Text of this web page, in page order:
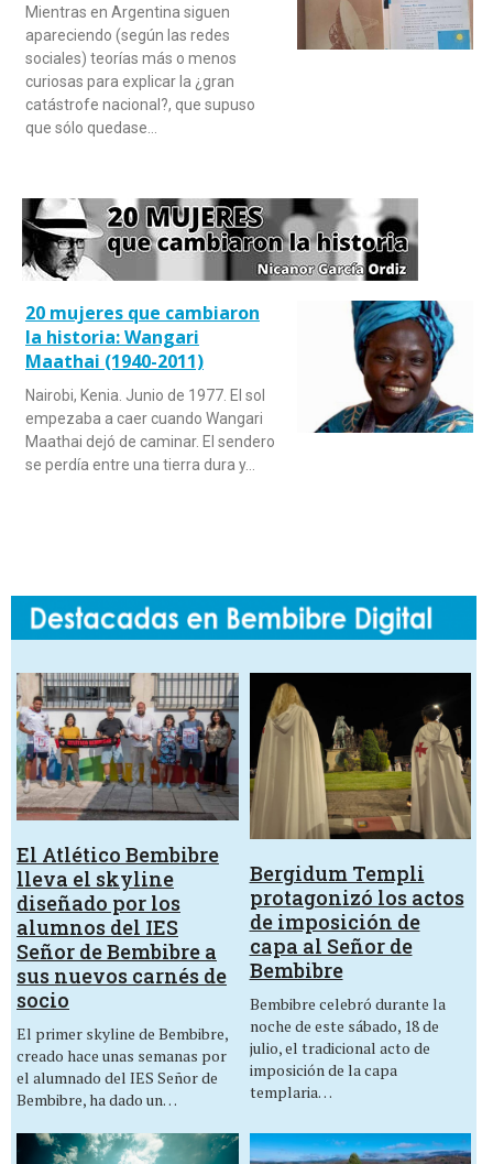
Mientras en Argentina siguen
apareciendo (según las redes
sociales) teorías más o menos
curiosas para explicar la ¿gran
catástrofe nacional?, que supuso
que sólo quedase…
20 mujeres que cambiaron
la historia: Wangari
Maathai (1940-2011)
Nairobi, Kenia. Junio de 1977. El sol
empezaba a caer cuando Wangari
Maathai dejó de caminar. El sendero
se perdía entre una tierra dura y…
El Atlético Bembibre
lleva el skyline
diseñado por los
alumnos del IES
Señor de Bembibre a
sus nuevos carnés de
socio
El primer skyline de Bembibre,
creado hace unas semanas por
el alumnado del IES Señor de
Bembibre, ha dado un…
Bergidum Templi
protagonizó los actos
de imposición de
capa al Señor de
Bembibre
Bembibre celebró durante la
noche de este sábado, 18 de
julio, el tradicional acto de
imposición de la capa
templaria…